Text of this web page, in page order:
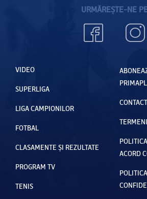
URMĂREȘTE-NE
VIDEO
SUPERLIGA
LIGA CAMPIONILOR
FOTBAL
CLASAMENTE ȘI REZULTATE
PROGRAM TV
TENIS
CONTACT
ACORD